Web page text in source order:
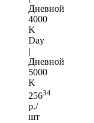
Дневной
4000
K
Day
|
Дневной
5000
K
25634
р./
шт